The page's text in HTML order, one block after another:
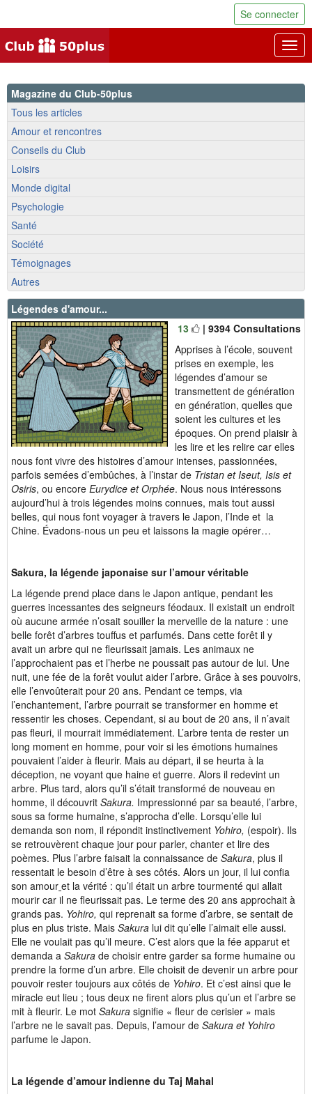
Se connecter
Magazine du Club-50plus
Tous les articles
Amour et rencontres
Conseils du Club
Loisirs
Monde digital
Psychologie
Santé
Société
Témoignages
Autres
Légendes d'amour...
13
| 9394 Consultations
Apprises à l’école, souvent
prises en exemple, les
légendes d’amour se
transmettent de génération
en génération, quelles que
soient les cultures et les
époques. On prend plaisir à
les lire et les relire car elles
nous font vivre des histoires d’amour intenses, passionnées,
parfois semées d’embûches, à l’instar de Tristan et Iseut, Isis et
Osiris, ou encore Eurydice et Orphée. Nous nous intéressons
aujourd’hui à trois légendes moins connues, mais tout aussi
belles, qui nous font voyager à travers le Japon, l’Inde et la
Chine. Évadons-nous un peu et laissons la magie opérer…
Sakura, la légende japonaise sur l’amour véritable
La légende prend place dans le Japon antique, pendant les
guerres incessantes des seigneurs féodaux. Il existait un endroit
où aucune armée n’osait souiller la merveille de la nature : une
belle forêt d’arbres touffus et parfumés. Dans cette forêt il y
avait un arbre qui ne fleurissait jamais. Les animaux ne
l’approchaient pas et l’herbe ne poussait pas autour de lui. Une
nuit, une fée de la forêt voulut aider l’arbre. Grâce à ses pouvoirs,
elle l’envoûterait pour 20 ans. Pendant ce temps, via
l’enchantement, l’arbre pourrait se transformer en homme et
ressentir les choses. Cependant, si au bout de 20 ans, il n’avait
pas fleuri, il mourrait immédiatement. L’arbre tenta de rester un
long moment en homme, pour voir si les émotions humaines
pouvaient l’aider à fleurir. Mais au départ, il se heurta à la
déception, ne voyant que haine et guerre. Alors il redevint un
arbre. Plus tard, alors qu’il s’était transformé de nouveau en
homme, il découvrit Sakura. Impressionné par sa beauté, l’arbre,
sous sa forme humaine, s’approcha d’elle. Lorsqu’elle lui
demanda son nom, il répondit instinctivement Yohiro, (espoir). Ils
se retrouvèrent chaque jour pour parler, chanter et lire des
poèmes. Plus l’arbre faisait la connaissance de Sakura, plus il
ressentait le besoin d’être à ses côtés. Alors un jour, il lui confia
son amour et la vérité : qu’il était un arbre tourmenté qui allait
mourir car il ne fleurissait pas. Le terme des 20 ans approchait à
grands pas. Yohiro, qui reprenait sa forme d’arbre, se sentait de
plus en plus triste. Mais Sakura lui dit qu’elle l’aimait elle aussi.
Elle ne voulait pas qu’il meure. C’est alors que la fée apparut et
demanda a Sakura de choisir entre garder sa forme humaine ou
prendre la forme d’un arbre. Elle choisit de devenir un arbre pour
pouvoir rester toujours aux côtés de Yohiro. Et c’est ainsi que le
miracle eut lieu ; tous deux ne firent alors plus qu’un et l’arbre se
mit à fleurir. Le mot Sakura signifie « fleur de cerisier » mais
l’arbre ne le savait pas. Depuis, l’amour de Sakura et Yohiro
parfume le Japon.
La légende d’amour indienne du Taj Mahal